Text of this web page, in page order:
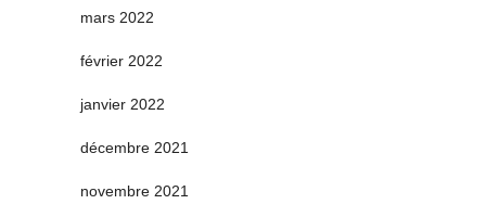
mars 2022
février 2022
janvier 2022
décembre 2021
novembre 2021